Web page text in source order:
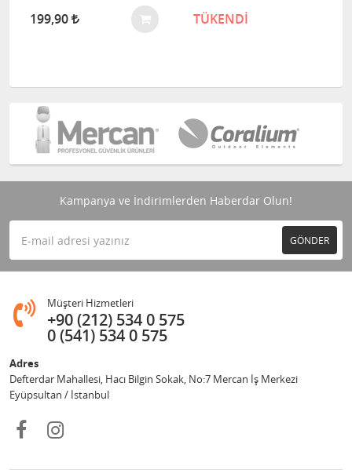
199,90 TÜKENDİ
Kampanya ve İndirimlerden Haberdar Olun!
GÖNDER
Müşteri Hizmetleri
+90 (212) 534 0 575
0 (541) 534 0 575
Adres
Defterdar Mahallesi, Hacı Bilgin Sokak, No:7 Mercan İş Merkezi
Eyüpsultan / İstanbul